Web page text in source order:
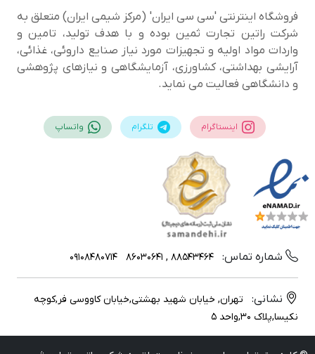
فروشگاه اینترنتی 'سی سی ایران' (مرکز شیمی ایران) متعلق به
شرکت راتین تجارت ثمین بوده و با هدف تولید، تامین و
واردات مواد اولیه و تجهیزات مورد نیاز صنایع داروئی، غذائی،
آرایشی بهداشتی، کشاورزی، آزمایشگاهی و نیازهای پژوهشی
و دانشگاهی فعالیت می نماید.
اینستاگرام تلگرام واتساپ
شماره تماس: 88543464 , 86030641
09108480714
نشانی:
تهران, خیابان شهید بهشتی,خیابان کاووسی فر,کوچه
نکیسا,پلاک 30,واحد 5